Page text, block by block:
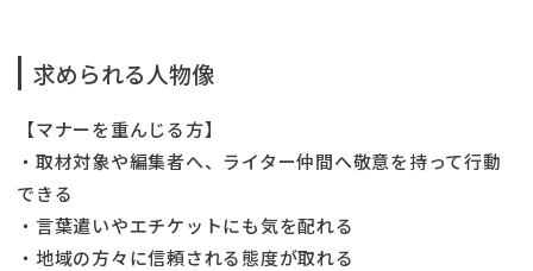
求められる人物像
【マナーを重んじる方】
・取材対象や編集者へ、ライター仲間へ敬意を持って行動
できる
・言葉遣いやエチケットにも気を配れる
・地域の方々に信頼される態度が取れる